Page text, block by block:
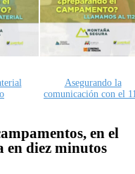
Asegurando la
comunicación con el
en el
en diez minutos